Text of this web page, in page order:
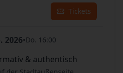
Tickets
2026•Do. 16:00
& authentisch